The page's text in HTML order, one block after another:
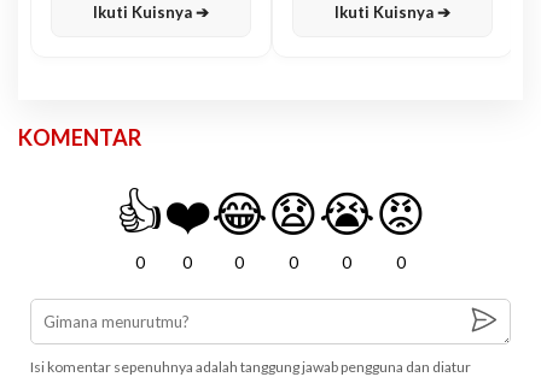
Ikuti Kuisnya ➔ Ikuti Kuisnya ➔
KOMENTAR
👍
0
❤️
0
😂
0
😧
0
😭
0
😡
0
Isi komentar sepenuhnya adalah tanggung jawab pengguna dan diatur